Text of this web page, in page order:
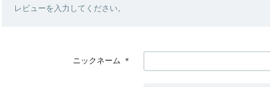
レビューを入力してください。
ニックネーム ＊